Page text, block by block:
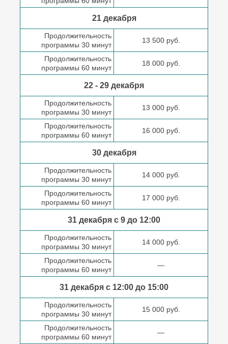
21 декабря
Продолжительность
программы 30 минут
13 500 руб.
Продолжительность
программы 60 минут
18 000 руб.
22 - 29 декабря
Продолжительность
программы 30 минут
13 000 руб.
Продолжительность
программы 60 минут
16 000 руб.
30 декабря
Продолжительность
программы 30 минут
14 000 руб.
Продолжительность
программы 60 минут
17 000 руб.
31 декабря с 9 до 12:00
Продолжительность
программы 30 минут
14 000 руб.
Продолжительность
программы 60 минут
—
31 декабря с 12:00 до 15:00
Продолжительность
программы 30 минут
15 000 руб.
Продолжительность
программы 60 минут
—